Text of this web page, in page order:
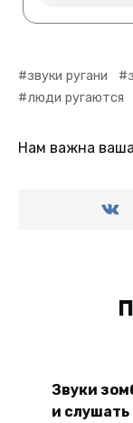
звуки ругани
люди ругаются
Нам важна
Звуки
и